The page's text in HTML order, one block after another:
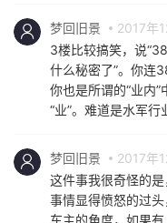
梦回旧景
2017年
3楼比较搞笑，说
什么秘密了”。你连
你也是所谓的“业内
“业”。难道是水军
梦回旧景
2017年
这件事我很奇怪的
事情显得愤怒的过
车主的角度，如果